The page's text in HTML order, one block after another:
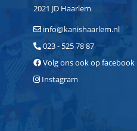
2021 JD Haarlem
info@kanishaarlem.nl
023 - 525 78 87
Volg ons ook op facebook
Instagram